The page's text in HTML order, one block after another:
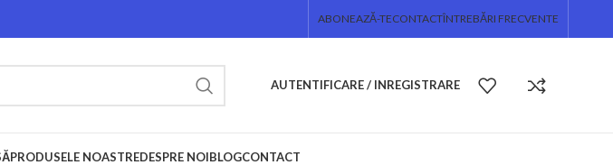
ABONEAZĂ-TECONTACTÎNTREBĂRI FRECVENTE
AUTENTIFICARE / INREGISTRARE
PRODUSELE NOASTREDESPRE NOIBLOGCONTACT